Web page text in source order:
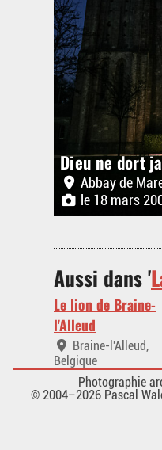
Dieu ne dort
Abbay de
le 18 mars
Aussi dans '
Le lion de Braine-
l'Alleud
Braine-l'Alleud,
Belgique
Photographie
© 2004–2026 Pascal